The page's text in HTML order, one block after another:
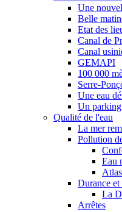
Une
Belle
Etat des
Canal de
Canal
GEMAPI
100 000
Serre-
Une eau
Un
Qualité de l'eau
La mer
Pollution
Eau
Durance et
La
Arrêtes